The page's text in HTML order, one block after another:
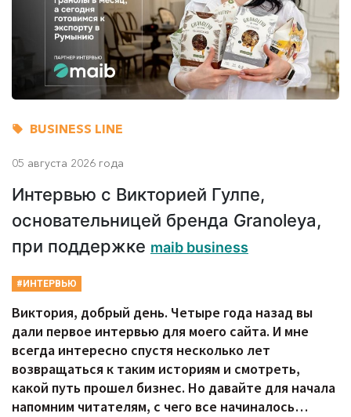
BUSINESS LINE
05 августа 2026 года
Интервью с Викторией Гулпе,
основательницей бренда Granoleya,
при поддержке maib business
#ИНТЕРВЬЮ
Виктория, добрый день. Четыре года назад вы
дали первое интервью для моего сайта. И мне
всегда интересно спустя несколько лет
возвращаться к таким историям и смотреть,
какой путь прошел бизнес. Но давайте для начала
напомним читателям, с чего все начиналось…